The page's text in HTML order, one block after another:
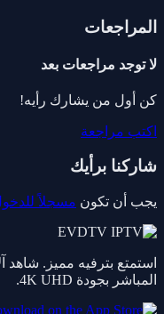
المراجعات
لا توجد مراجعات بعد
كن أول من يشارك رأيه!
اكتب مراجعة
شاركنا برأيك
يجب أن تكون مسجلاً
استمتع بترفيه مميز. شاهد
المباشر بجودة 4K UHD.